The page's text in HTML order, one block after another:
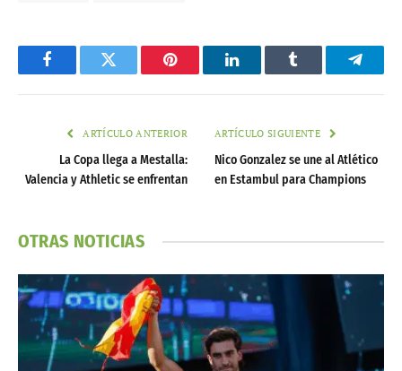
FacebookTwitter Pinterest LinkedInTumblr
ARTÍCULO ANTERIOR
La Copa llega a Mestalla:
Valencia y Athletic se enfrentan
ARTÍCULO SIGUIENTE
Nico Gonzalez se une al Atlético
en Estambul para Champions
OTRAS NOTICIAS